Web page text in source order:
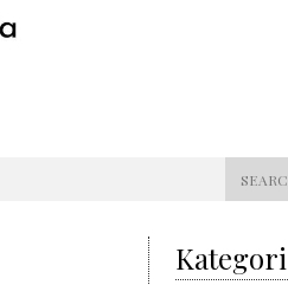
Search
for:
Kategori